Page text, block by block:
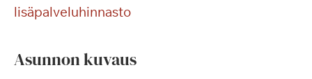
lisäpalveluhinnasto
Asunnon kuvaus